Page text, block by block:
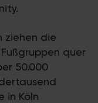
ziehen die
quer
50.000
in Köln